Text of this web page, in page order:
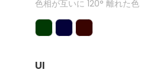
色相が互いに 120° 離れた色
UI